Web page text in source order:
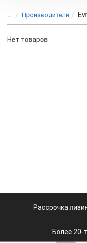
... Производители
Нет товаров
Рассрочка
Более 20-